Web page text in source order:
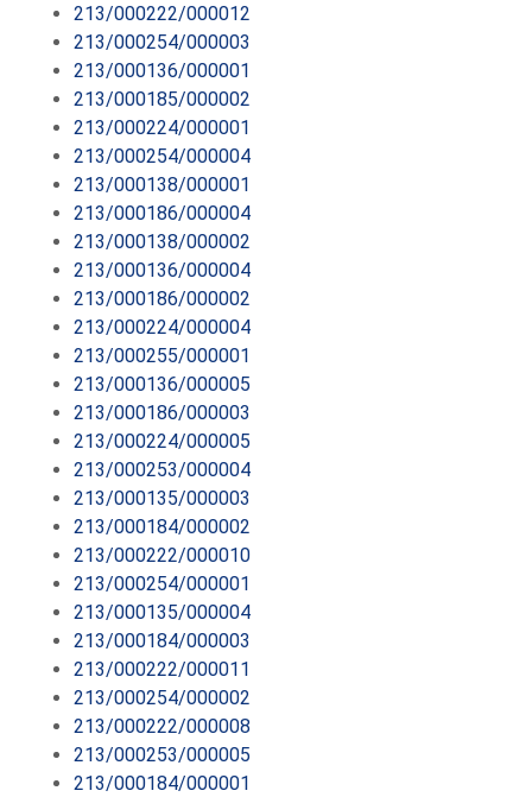
213/000222/000012
213/000254/000003
213/000136/000001
213/000185/000002
213/000224/000001
213/000254/000004
213/000138/000001
213/000186/000004
213/000138/000002
213/000136/000004
213/000186/000002
213/000224/000004
213/000255/000001
213/000136/000005
213/000186/000003
213/000224/000005
213/000253/000004
213/000135/000003
213/000184/000002
213/000222/000010
213/000254/000001
213/000135/000004
213/000184/000003
213/000222/000011
213/000254/000002
213/000222/000008
213/000253/000005
213/000184/000001